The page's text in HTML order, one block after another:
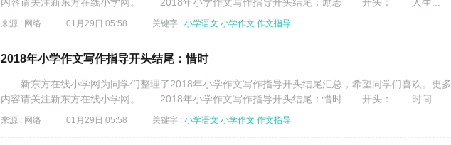
来源 : 网络 01月29日 05:58 关键字 : 小学语文 小学作文 作文指导
2018年小学作文写作指导开头结尾：惜时
新东方在线小学网为同学们整理了2018年小学作文写作指导开头结尾汇总，希望同学们喜欢。更多
内容请关注新东方在线小学网。 2018年小学作文写作指导开头结尾：惜时 开头： 时间...
来源 : 网络 01月29日 05:58 关键字 : 小学语文 小学作文 作文指导